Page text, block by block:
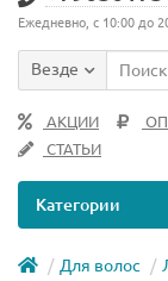
Ежедневно, с 10:00 до
Везде
АКЦИИ
СТАТЬИ
Категории
Для волос